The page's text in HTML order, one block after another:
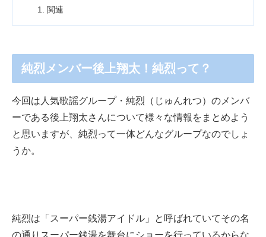
関連
純烈メンバー後上翔太！純烈って？
今回は人気歌謡グループ・純烈（じゅんれつ）のメンバ
ーである後上翔太さんについて様々な情報をまとめよう
と思いますが、純烈って一体どんなグループなのでしょ
うか。
純烈は「スーパー銭湯アイドル」と呼ばれていてその名
の通りスーパー銭湯を舞台にショーを行っているからな